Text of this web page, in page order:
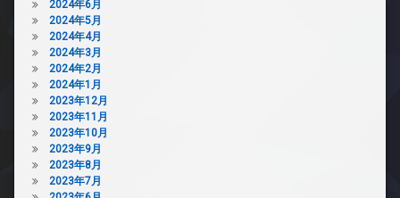
2024年6月
2024年5月
2024年4月
2024年3月
2024年2月
2024年1月
2023年12月
2023年11月
2023年10月
2023年9月
2023年8月
2023年7月